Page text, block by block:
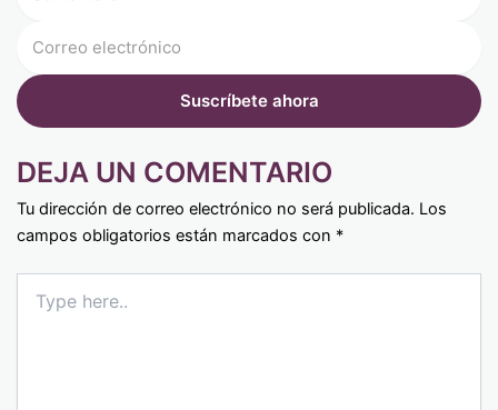
DEJA UN COMENTARIO
Tu dirección de correo electrónico no será publicada. Los
campos obligatorios están marcados con *
here..